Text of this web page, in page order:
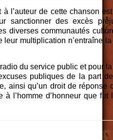
à l’auteur de cette chanson
sanctionner des excès
diverses communautés
leur multiplication n’entraîne
du service public et pour
publiques de la part
ainsi qu’un droit de réponse
à l’homme d’honneur que